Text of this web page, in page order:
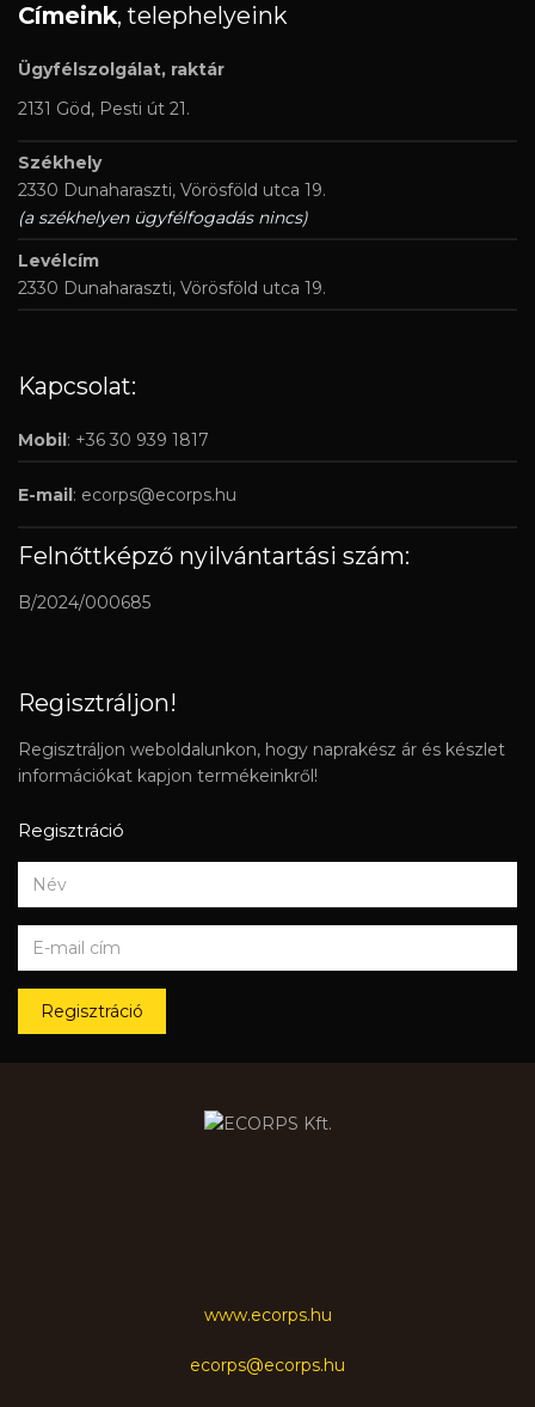
Címeink, telephelyeink
Ügyfélszolgálat, raktár
2131 Göd, Pesti út 21.
Székhely
2330 Dunaharaszti, Vörösföld utca 19.
(a székhelyen ügyfélfogadás nincs)
Levélcím
2330 Dunaharaszti, Vörösföld utca 19.
Kapcsolat:
Mobil: +36 30 939 1817
E-mail: ecorps@ecorps.hu
Felnőttképző nyilvántartási szám:
B/2024/000685
Regisztráljon!
Regisztráljon weboldalunkon, hogy naprakész ár és készlet
információkat kapjon termékeinkről!
Regisztráció
Regisztráció
www.ecorps.hu
ecorps@ecorps.hu